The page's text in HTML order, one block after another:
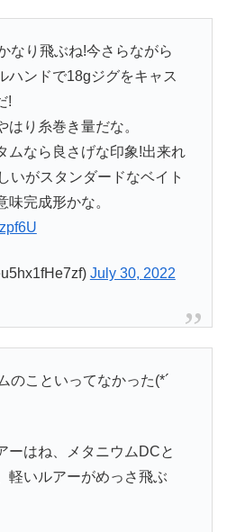
なり飛ぶね!今さらながら
ハンドで18gジグをキャス
!
り糸巻き量だな。
ムなら良さげな印象!出来れ
いがスタンダードなベイト
味完成形かな。
July 30, 2022
のこといってなかった(*´
ーはね、メタニウムDCと
軽いルアーがめっさ飛ぶ